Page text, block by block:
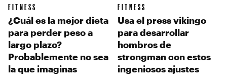
FITNESS
¿Cuál es la mejor dieta
para perder peso a
largo plazo?
Probablemente no sea
la que imaginas
FITNESS
Usa el press vikingo
para desarrollar
hombros de
strongman con estos
ingeniosos ajustes